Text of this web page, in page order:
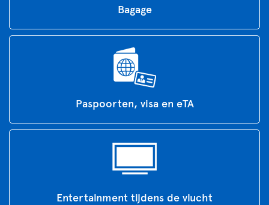
Bagage
Paspoorten, visa en eTA
Entertainment tijdens de vlucht